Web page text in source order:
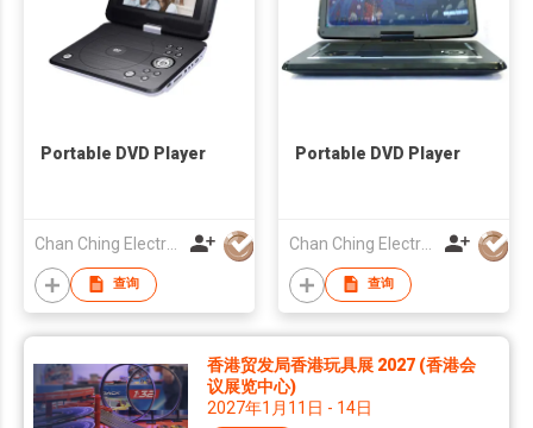
Portable DVD Player
Chan Ching Electronic Technology Co
查询
Portable DVD Player
Chan Ching Electronic Technology Co
查询
香港贸发局香港玩具展 2027 (香港会
议展览中心)
2027年1月11日 - 14日